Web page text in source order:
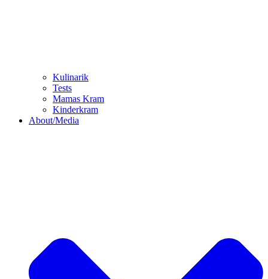
Kulinarik
Tests
Mamas Kram
Kinderkram
About/Media